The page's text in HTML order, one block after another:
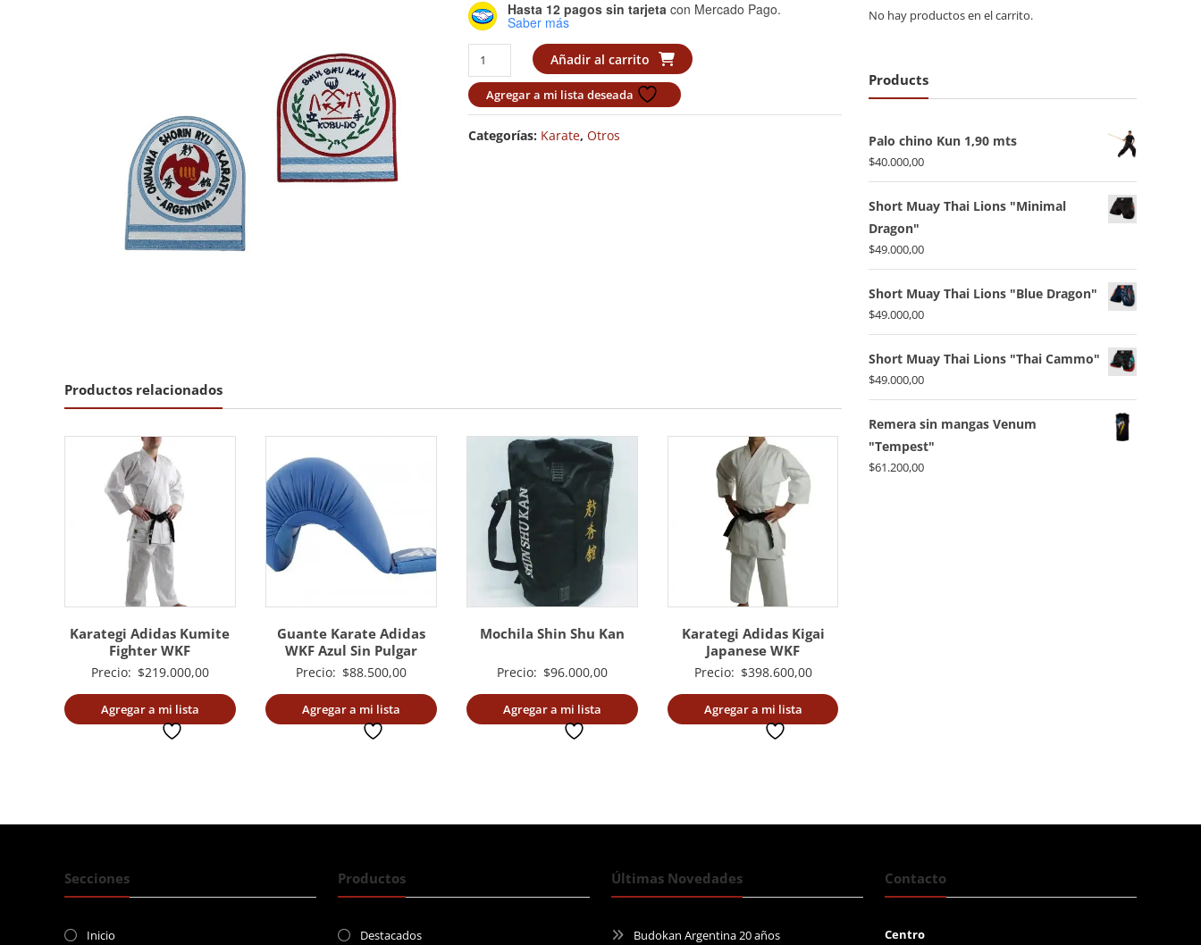
Hasta 12 pagos sin tarjeta con Mercado Pago.
Saber más
Escudo
Shin
Shu
Kan
cantidad
Añadir al carrito
Agregar a mi lista deseada
Categorías: Karate,Otros
Productos relacionados
Karategi Adidas Kumite
Fighter WKF
Precio: $219.000,00
Agregar a mi lista
Guante Karate Adidas
WKF Azul Sin Pulgar
Precio: $88.500,00
Agregar a mi lista
Mochila Shin Shu Kan
Precio: $96.000,00
Agregar a mi lista
Karategi Adidas Kigai
Japanese WKF
Precio: $398.600,00
Agregar a mi lista
No hay productos en el carrito.
Products
Palo chino Kun 1,90 mts
$40.000,00
Short Muay Thai Lions "Minimal
Dragon"
$49.000,00
Short Muay Thai Lions "Blue Dragon"
$49.000,00
Short Muay Thai Lions "Thai Cammo"
$49.000,00
Remera sin mangas Venum
"Tempest"
$61.200,00
Secciones
Inicio
Productos
Destacados
Últimas Novedades
Budokan Argentina 20 años
Contacto
Centro